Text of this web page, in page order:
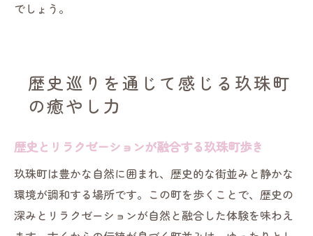
でしょう。
歴史巡りを通じて感じる玖珠町
の癒やし力
歴史とリラクゼーションが融合する玖珠町歩き
玖珠町は豊かな自然に囲まれ、歴史的な街並みと静かな
環境が調和する場所です。この町を歩くことで、歴史の
深みとリラクゼーションが自然と融合した体験を味わえ